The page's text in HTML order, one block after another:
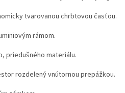
tvarovanou chrbtovou časťou.
rámom.
priedušného materiálu.
rozdelený vnútornou prepážkou.